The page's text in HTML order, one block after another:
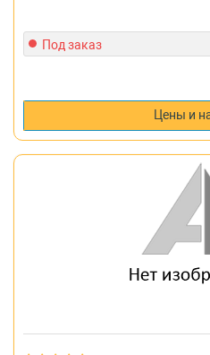
Под заказ
Цены и